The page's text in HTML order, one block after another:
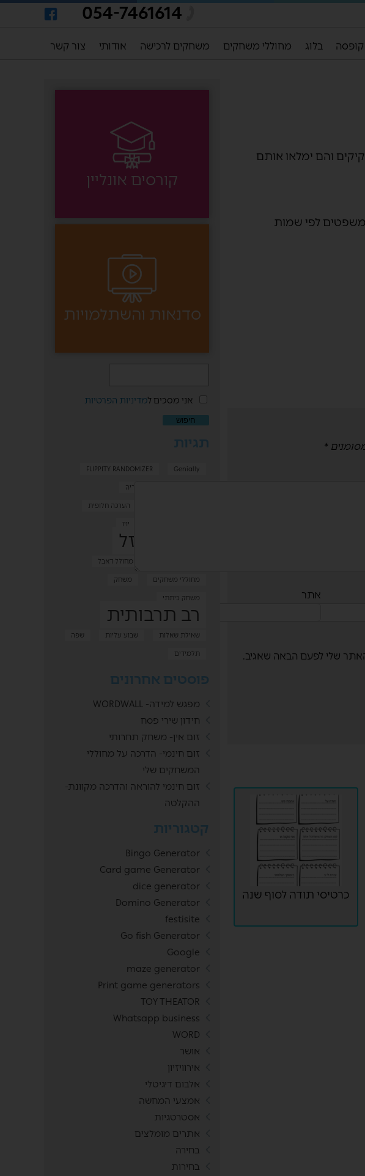
054-7461614
בלוג מחוללי משחקים משחקים לרכישה אודותי צור קשר
והם ימלאו אותם
לפי שמות
*
אתר
שלי לפעם הבאה שאגיב.
כרטיסי תודה לסוף שנה
קורסים אונליין
סדנאות והשתלמויות
אני מסכים למדיניות הפרטיות
תגיות
FLIPPITY RANDOMIZER
Genially
גימטריה
הערכה חלופית
יויו
כיפת ברזל
מחולל דאבל
מחוללי משחקים
משחק
משחק כיתתי
רב תרבותית
שאילת שאלות שבוע עליות
שפה
תלמידים
פוסטים אחרונים
מפגש למידה- WORDWALL
חידון שירי פסח
זום אין- משחק תחרותי
זום חינמי- הדרכה על מחוללי
המשחקים שלי
זום חינמי להוראה והדרכה מקוונת-
ההקלטה
קטגוריות
Bingo Generator
Card game Generator
dice generator
Domino Generator
festisite
Go fish Generator
Google
maze generator
Print game generators
TOY THEATOR
Whatsapp business
WORD
אושר
אירוויזיון
אלבום דיגיטלי
אמצעי המחשה
אסטרטגיות
אתרים מומלצים
בחירה
בחירות